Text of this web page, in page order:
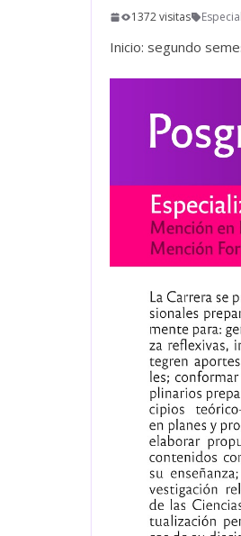
1372 visitas
Inicio: segundo